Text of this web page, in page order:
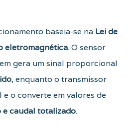
baseia-se na Lei de
eletromagnética. O sensor
gera um sinal proporcional
, enquanto o transmissor
e o converte em valores de
caudal totalizado.